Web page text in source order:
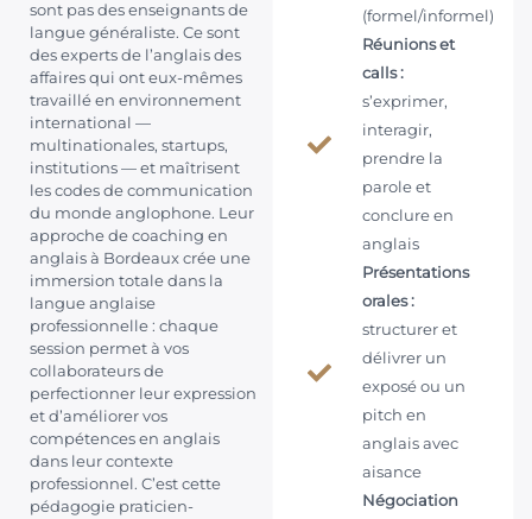
sont pas des enseignants de
langue généraliste. Ce sont
des experts de l’anglais des
affaires qui ont eux-mêmes
travaillé en environnement
international —
multinationales, startups,
institutions — et maîtrisent
les codes de communication
du monde anglophone. Leur
approche de coaching en
anglais à Bordeaux crée une
immersion totale dans la
langue anglaise
professionnelle : chaque
session permet à vos
collaborateurs de
perfectionner leur expression
et d’améliorer vos
compétences en anglais
dans leur contexte
professionnel. C’est cette
pédagogie praticien-
(formel/informel)
Réunions et
calls :
s’exprimer,
interagir,
prendre la
parole et
conclure en
anglais
Présentations
orales :
structurer et
délivrer un
exposé ou un
pitch en
anglais avec
aisance
Négociation